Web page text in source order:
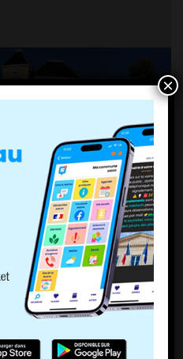
de prévention
et à la canicule
×